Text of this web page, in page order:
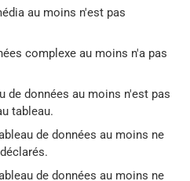
au moins n'est pas
complexe au moins n'a pas
de données au moins n'est pas
tableau.
de données au moins ne
de données au moins ne